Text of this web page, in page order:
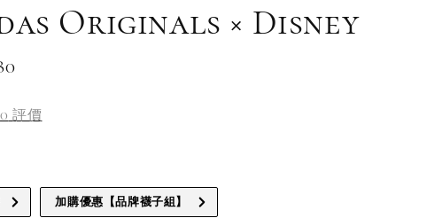
Originals × Disney
0 評價
加購優惠【品牌襪子組】